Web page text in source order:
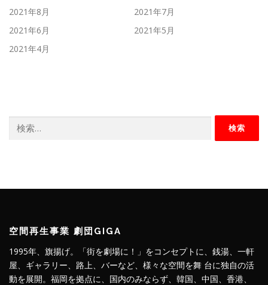
2021年8月
2021年7月
2021年6月
2021年5月
2021年4月
索:
空間再生事業 劇団GIGA
1995年、旗揚げ。「街を劇場に！」をコンセプトに、銭湯、一軒
屋、ギャラリー、路上、バーなど、様々な空間を舞 台に独自の活
動を展開。福岡を拠点に、国内のみならず、韓国、中国、香港、